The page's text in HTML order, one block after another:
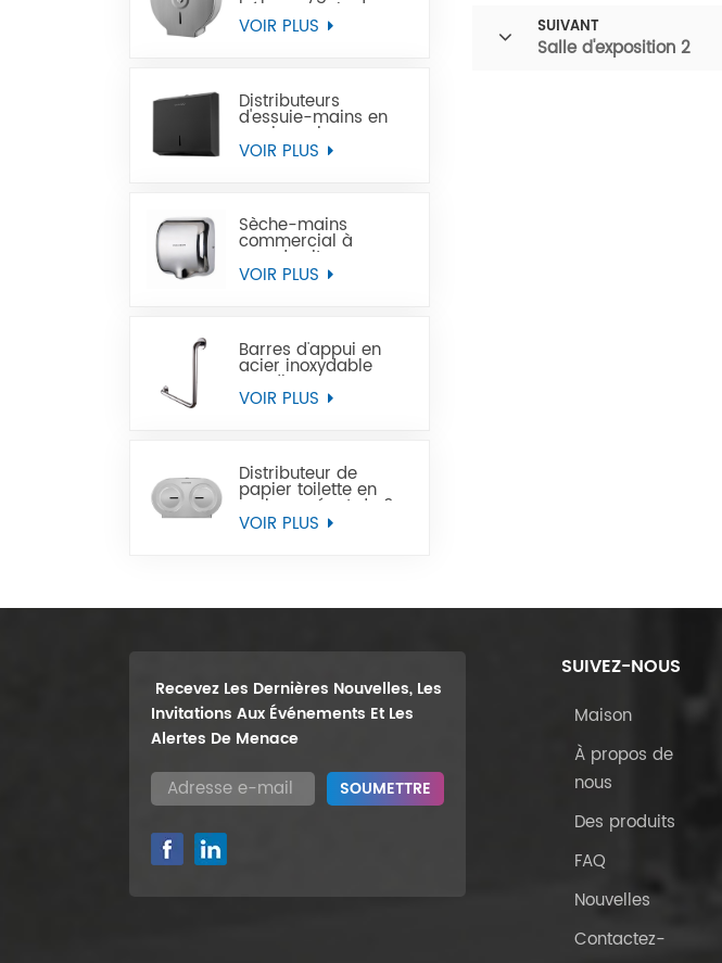
géant en acier
inoxydable à
VOIR PLUS
Distributeurs
d'essuie-mains en
papier noir
commercial en acier
VOIR PLUS
Sèche-mains
commercial à
grande vitesse pour
les toilettes
VOIR PLUS
Barres d'appui en
acier inoxydable
Handicap pour
handicapés
VOIR PLUS
Distributeur de
papier toilette en
rouleau géant de 9
pouces, support
VOIR PLUS
SUIVANT
Salle d'exposition 2
Recevez Les Dernières Nouvelles, Les
Invitations Aux Événements Et Les
Alertes De Menace
SUIVEZ-NOUS
Maison
À propos de
nous
Des produits
FAQ
Nouvelles
Contactez-